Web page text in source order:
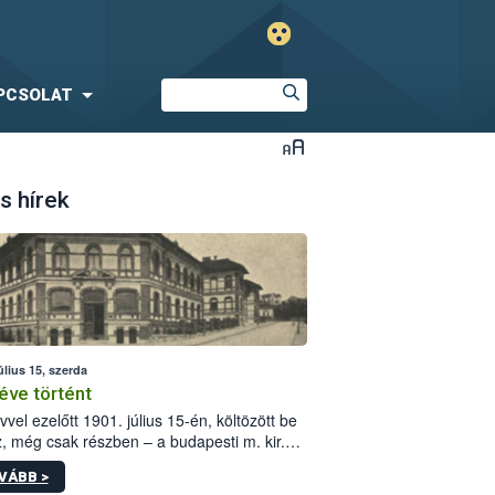
hírek
15, szerda
történt
ezelőtt 1901. július 15-én, költözött be
még csak részben – a budapesti m. kir.
állomás a Kis Rókus utca
alatti, Czigler Győző által tervezett új
>